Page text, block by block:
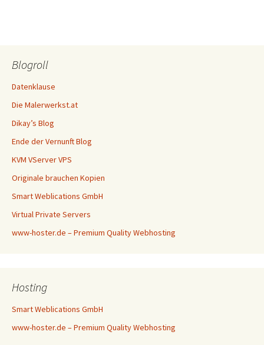
Blogroll
Datenklause
Die Malerwerkst.at
Dikay’s Blog
Ende der Vernunft Blog
KVM VServer VPS
Originale brauchen Kopien
Smart Weblications GmbH
Virtual Private Servers
www-hoster.de – Premium Quality Webhosting
Hosting
Smart Weblications GmbH
www-hoster.de – Premium Quality Webhosting